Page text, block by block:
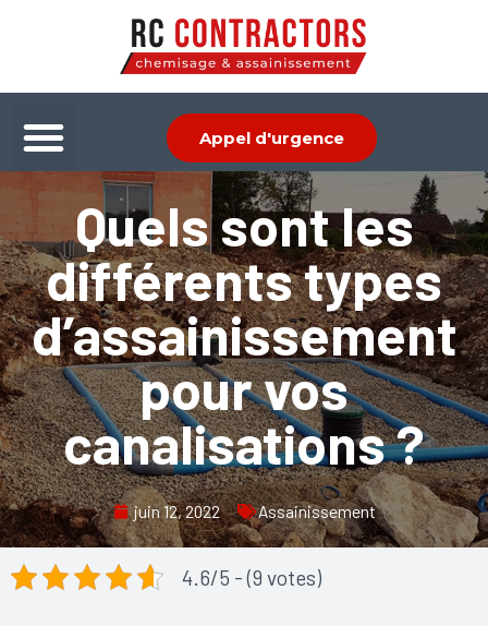
Menu Appel d'urgence
Quels sont les
différents types
d’assainissement
pour vos
canalisations ?
juin 12, 2022 Assainissement
4.6/5 - (9 votes)